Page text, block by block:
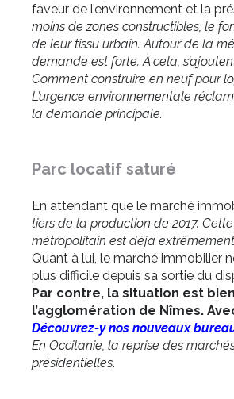
faveur de l’environnement et la
moins de zones constructibles, le
de leur tissu urbain. Autour de la
demande est forte. À cela,
Comment construire en neuf pour
L’urgence environnementale
la demande principale.
Parc locatif saturé
En attendant que le marché
tiers de la production de 2017.
métropolitain est déjà
Quant à lui, le marché immobilier
plus difficile depuis sa sortie du
Par contre, la situation est
l’agglomération de Nîmes.
Découvrez-y nos nouveaux
En Occitanie, la reprise des
présidentielles.